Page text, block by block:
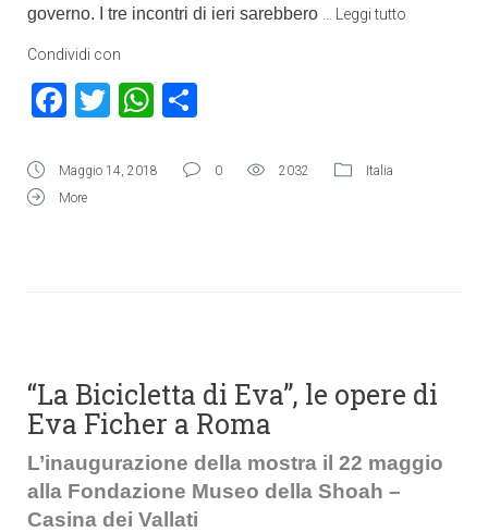
governo. I tre incontri di ieri sarebbero
Leggi tutto
Condividi con
Facebook
TwitterWhatsApp
Maggio 14, 2018 0 2032
Italia
More
“La Bicicletta di Eva”, le opere di
Eva Ficher a Roma
L’inaugurazione della mostra il 22 maggio
alla Fondazione Museo della Shoah –
Casina dei Vallati